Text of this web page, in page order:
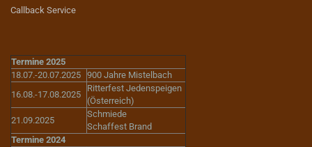
Callback Service
Termine 2025
18.07.-20.07.2025 900 Jahre Mistelbach
16.08.-17.08.2025
Ritterfest Jedenspeigen
(Österreich)
21.09.2025
Schmiede
Schaffest Brand
Termine 2024